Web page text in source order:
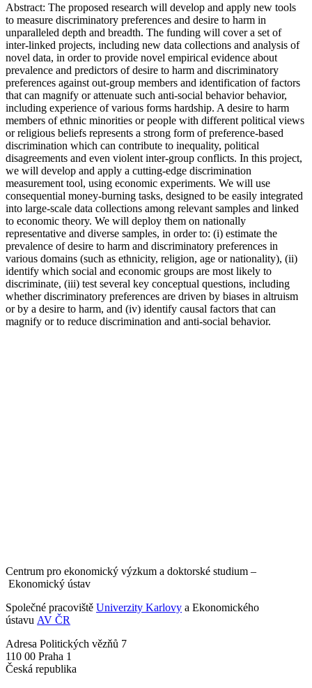
Abstract: The proposed research will develop and apply new tools
to measure discriminatory preferences and desire to harm in
unparalleled depth and breadth. The funding will cover a set of
inter-linked projects, including new data collections and analysis of
novel data, in order to provide novel empirical evidence about
prevalence and predictors of desire to harm and discriminatory
preferences against out-group members and identification of factors
that can magnify or attenuate such anti-social behavior behavior,
including experience of various forms hardship. A desire to harm
members of ethnic minorities or people with different political views
or religious beliefs represents a strong form of preference-based
discrimination which can contribute to inequality, political
disagreements and even violent inter-group conflicts. In this project,
we will develop and apply a cutting-edge discrimination
measurement tool, using economic experiments. We will use
consequential money-burning tasks, designed to be easily integrated
into large-scale data collections among relevant samples and linked
to economic theory. We will deploy them on nationally
representative and diverse samples, in order to: (i) estimate the
prevalence of desire to harm and discriminatory preferences in
various domains (such as ethnicity, religion, age or nationality), (ii)
identify which social and economic groups are most likely to
discriminate, (iii) test several key conceptual questions, including
whether discriminatory preferences are driven by biases in altruism
or by a desire to harm, and (iv) identify causal factors that can
magnify or to reduce discrimination and anti-social behavior.
Centrum pro ekonomický výzkum a doktorské studium –
Ekonomický ústav
Společné pracoviště Univerzity Karlovy a Ekonomického
ústavu AV ČR
Adresa Politických vězňů 7
110 00 Praha 1
Česká republika